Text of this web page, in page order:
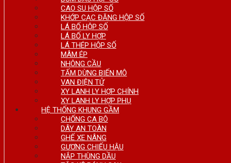
CAO SU HỘP SỐ
KHỚP CẠC ĐĂNG HỘP SỐ
LÁ BỐ HỘP SỐ
LÁ BỐ LY HỢP
LÁ THÉP HỘP SỐ
MÂM ÉP
NHÔNG CẦU
TẤM DỪNG BIẾN MÔ
VAN ĐIỆN TỬ
XY LANH LY HỢP CHÍNH
XY LANH LY HỢP PHỤ
HỆ THỐNG KHUNG GẦM
CHỐNG CA BÔ
DÂY AN TOÀN
GHẾ XE NÂNG
GƯƠNG CHIẾU HẬU
NẮP THÙNG DẦU